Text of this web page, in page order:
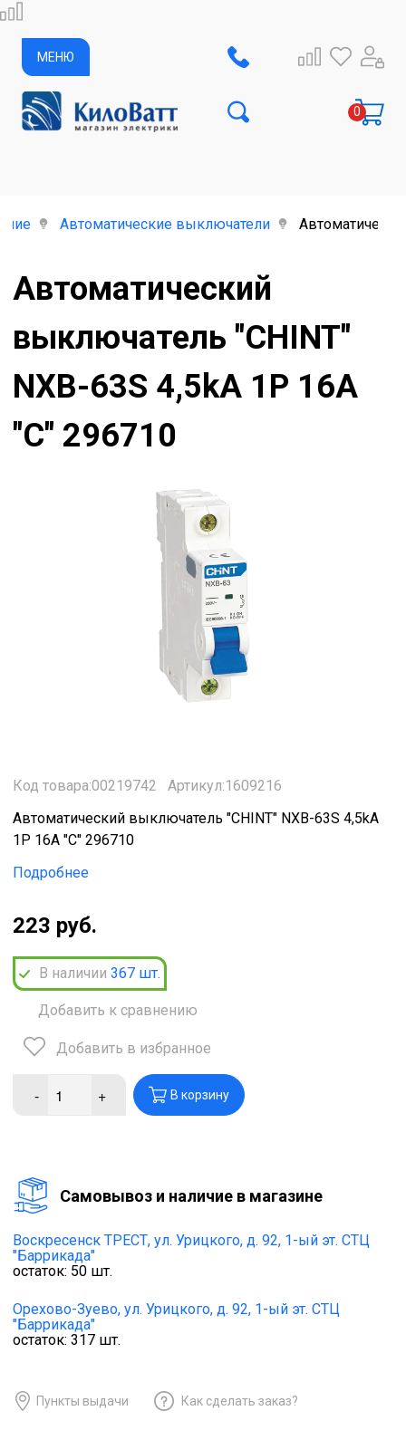
МЕНЮ
Автоматические выключатели
Автоматический
выключатель "CHINT"
NXB-63S 4,5kA 1P 16А
"С" 296710
Код товара:00219742
Артикул:1609216
Автоматический выключатель "CHINT" NXB-63S 4,5kA
1P 16А "С" 296710
Подробнее
223 руб.
В наличии 367 шт.
Добавить к сравнению
Добавить в избранное
- + В корзину
Cамовывоз и наличие в магазине
Воскресенск ТРЕСТ, ул. Урицкого, д. 92, 1-ый эт. СТЦ
"Баррикада"
остаток: 50 шт.
Орехово-Зуево, ул. Урицкого, д. 92, 1-ый эт. СТЦ
"Баррикада"
остаток: 317 шт.
Пункты выдачи Как сделать заказ?